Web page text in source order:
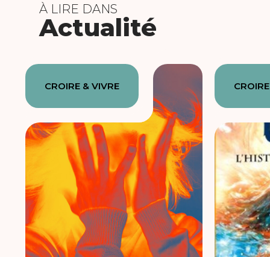
À LIRE DANS
Actualité
CROIRE & VIVRE